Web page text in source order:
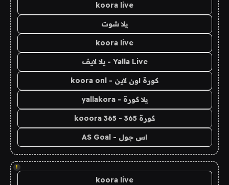
koora live
يلا شوت
koora live
Yalla Live - يلا لايف
كورة اون لاين - koora onl
يلا كورة - yallakora
كورة 365 - kooora 365
اس جول - AS Goal
!
koora live